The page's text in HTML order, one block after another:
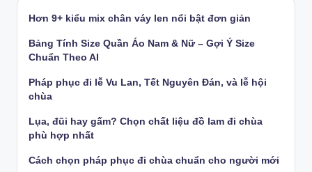
Hơn 9+ kiểu mix chân váy len nổi bật đơn giản
Bảng Tính Size Quần Áo Nam & Nữ – Gợi Ý Size
Chuẩn Theo AI
Pháp phục đi lễ Vu Lan, Tết Nguyên Đán, và lễ hội
chùa
Lụa, đũi hay gấm? Chọn chất liệu đồ lam đi chùa
phù hợp nhất
Cách chọn pháp phục đi chùa chuẩn cho người mới